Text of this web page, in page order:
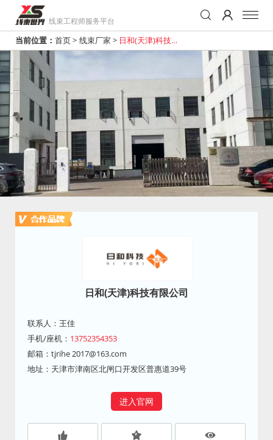
线束工程师服务平台
当前位置： 首页> 线束厂家 > 日和(天津)科技有
日和(天津)科技有限公司
联系人：王佳
手机/座机： 13752354353
邮箱： tjrihe 2017@163.com
地址：天津市津南区北闸口开发区普惠道39号
进入官网